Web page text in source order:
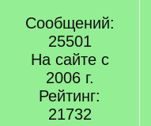
Сообщений:
25501
На сайте с
2006 г.
Рейтинг:
21732